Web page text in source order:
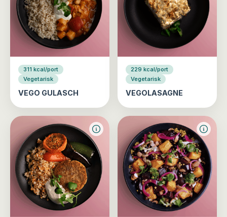
311 kcal/port
Vegetarisk
VEGO GULASCH
229 kcal/port
Vegetarisk
VEGOLASAGNE